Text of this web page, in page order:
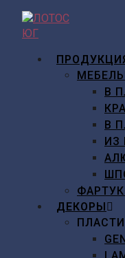
Перейти
содержимому
В
В
ИЗ
ДЕКОРЫ